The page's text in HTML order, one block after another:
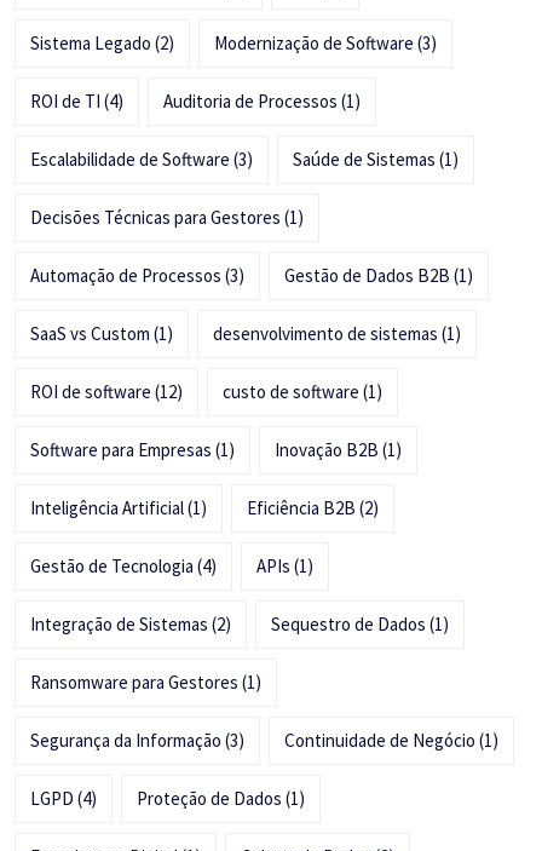
Sistema Legado (2) Modernização de Software (3)
ROI de TI (4) Auditoria de Processos (1)
Escalabilidade de Software (3) Saúde de Sistemas (1)
Decisões Técnicas para Gestores (1)
Automação de Processos (3) Gestão de Dados B2B (1)
SaaS vs Custom (1) desenvolvimento de sistemas (1)
ROI de software (12) custo de software (1)
Software para Empresas (1) Inovação B2B (1)
Inteligência Artificial(1) Eficiência B2B (2)
Gestão de Tecnologia (4) APIs (1)
Integração de Sistemas (2) Sequestro de Dados (1)
Ransomware para Gestores (1)
Segurança da Informação (3) Continuidade de Negócio (1)
LGPD (4) Proteção de Dados (1)